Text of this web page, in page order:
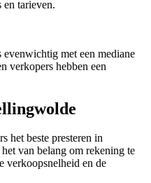
en tarieven.
met een mediane
verkopers hebben een
het beste presteren in
van belang om rekening te
verkoopsnelheid en de